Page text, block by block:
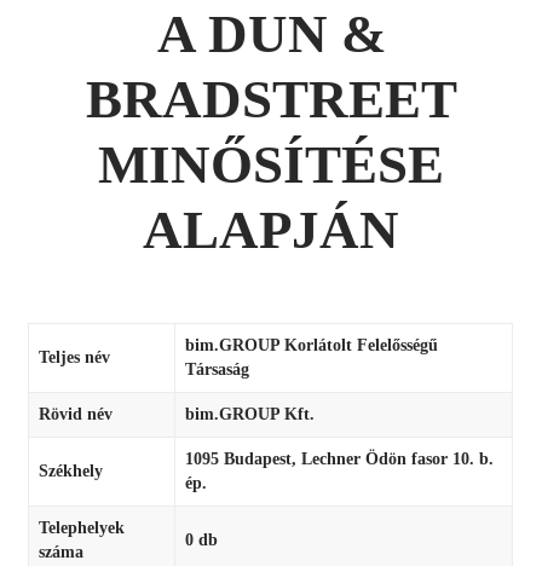
A DUN &
BRADSTREET
MINŐSÍTÉSE
ALAPJÁN
Teljes név
bim.GROUP Korlátolt Felelősségű
Társaság
Rövid név bim.GROUP Kft.
Székhely
1095 Budapest, Lechner Ödön fasor 10. b.
ép.
Telephelyek
száma
0 db